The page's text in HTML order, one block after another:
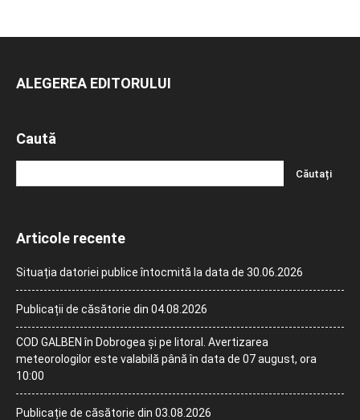
ALEGEREA EDITORULUI
Caută
Articole recente
Situația datoriei publice întocmită la data de 30.06.2026
Publicații de căsătorie din 04.08.2026
COD GALBEN în Dobrogea și pe litoral. Avertizarea
meteorologilor este valabilă până în data de 07 august, ora
10:00
Publicație de căsătorie din 03.08.2026